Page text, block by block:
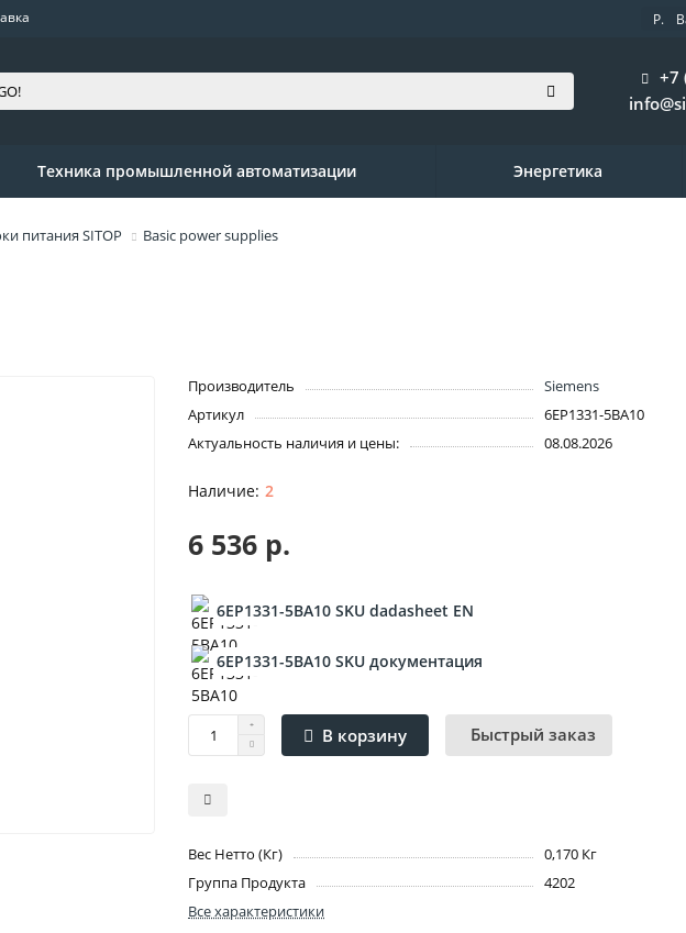
Р.
+7
Техника промышленной автоматизации Энергетика
питания SITOP Basic power supplies
Производитель
Siemens
Артикул
6EP1331-5BA10
Актуальность наличия и цены:
08.08.2026
2
6 536 р.
6EP1331-5BA10 SKU dadasheet EN
6EP1331-5BA10 SKU документация
В корзину Быстрый заказ
Вес Нетто (Кг)
0,170 Кг
Группа Продукта
4202
Все характеристики